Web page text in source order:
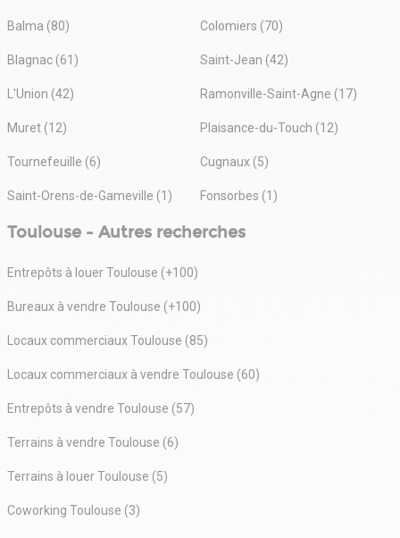
Balma (80) Colomiers (70)
Blagnac (61) Saint-Jean (42)
L'Union (42) Ramonville-Saint-Agne (17)
Muret (12) Plaisance-du-Touch (12)
Tournefeuille (6) Cugnaux (5)
Saint-Orens-de-Gameville (1) Fonsorbes (1)
Toulouse - Autres recherches
Entrepôts à louer Toulouse (+100)
Bureaux à vendre Toulouse (+100)
Locaux commerciaux Toulouse (85)
Locaux commerciaux à vendre Toulouse (60)
Entrepôts à vendre Toulouse (57)
Terrains à vendre Toulouse (6)
Terrains à louer Toulouse (5)
Coworking Toulouse (3)